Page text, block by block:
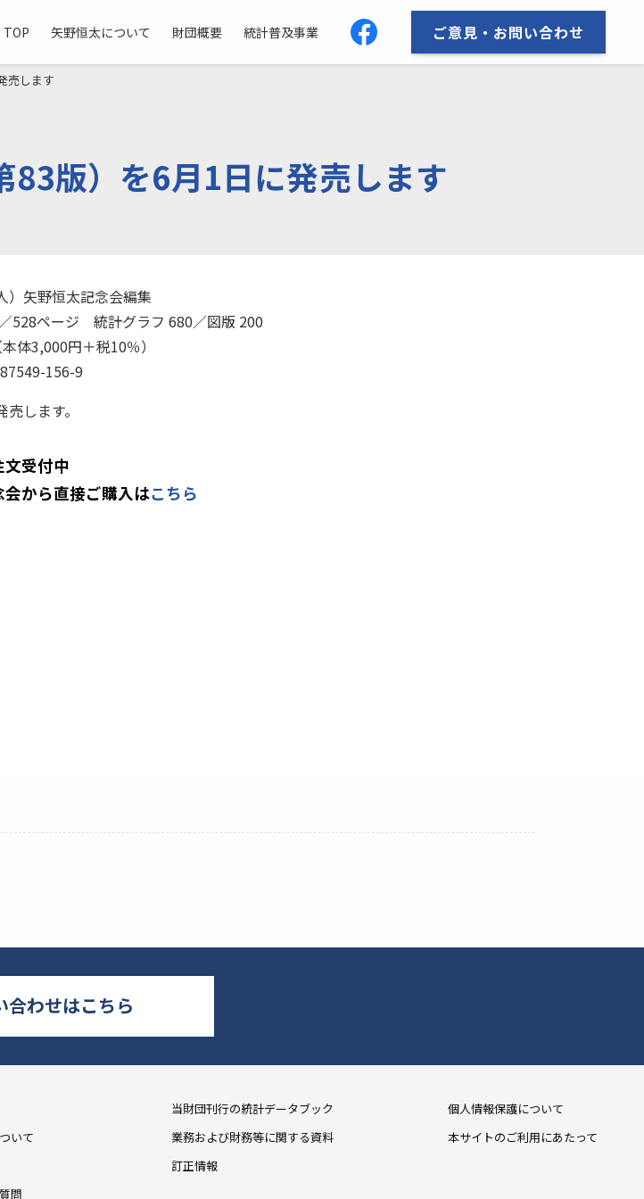
TOP 矢野恒太について 財団概要 統計普及事業 ご意見・お問い合わせ
売します
83版）を6月1日に発売します
）矢野恒太記念会編集
528ページ 統計グラフ 680／図版 200
体3,000円＋税10％）
156-9
します。
文受付中
から直接ご購入はこちら
合わせはこちら
いて
問
当財団刊行の統計データブック
業務および財務等に関する資料
訂正情報
個人情報保護について
本サイトのご利用にあたって